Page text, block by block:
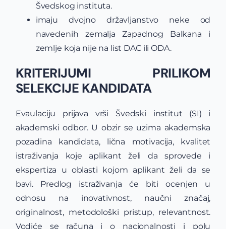
Švedskog instituta.
imaju dvojno državljanstvo neke od
navedenih zemalja Zapadnog Balkana i
zemlje koja nije na list DAC ili ODA.
KRITERIJUMI PRILIKOM
SELEKCIJE KANDIDATA
Evaulaciju prijava vrši Švedski institut (SI) i
akademski odbor. U obzir se uzima akademska
pozadina kandidata, lična motivacija, kvalitet
istraživanja koje aplikant želi da sprovede i
ekspertiza u oblasti kojom aplikant želi da se
bavi. Predlog istraživanja će biti ocenjen u
odnosu na inovativnost, naučni značaj,
originalnost, metodološki pristup, relevantnost.
Vodiće se računa i o nacionalnosti i polu